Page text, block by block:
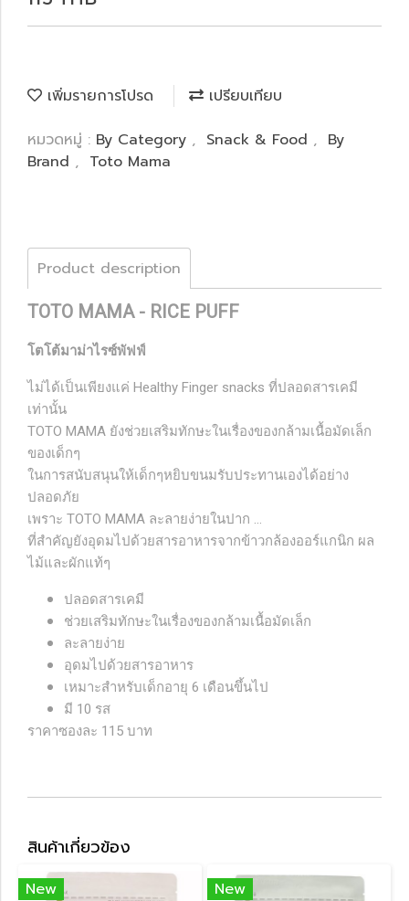
เพิ่มรายการโปรด
เปรียบเทียบ
หมวดหมู่ : By Category , Snack & Food , By
Brand , Toto Mama
Product description
TOTO MAMA - RICE PUFF
โตโต้มาม่าไรซ์พัฟฟ์
ไม่ได้เป็นเพียงแค่ Healthy Finger snacks ที่ปลอดสารเคมี
เท่านั้น
TOTO MAMA ยังช่วยเสริมทักษะในเรื่องของกล้ามเนื้อมัดเล็ก
ของเด็กๆ
ในการสนับสนุนให้เด็กๆหยิบขนมรับประทานเองได้อย่าง
ปลอดภัย
เพราะ TOTO MAMA ละลายง่ายในปาก ...
ที่สำคัญยังอุดมไปด้วยสารอาหารจากข้าวกล้องออร์แกนิก ผล
ไม้และผักแท้ๆ
ปลอดสารเคมี
ช่วยเสริมทักษะในเรื่องของกล้ามเนื้อมัดเล็ก
ละลายง่าย
อุดมไปด้วยสารอาหาร
เหมาะสำหรับเด็กอายุ 6 เดือนขึ้นไป
มี 10 รส
ราคาซองละ 115 บาท
สินค้าเกี่ยวข้อง
New
New